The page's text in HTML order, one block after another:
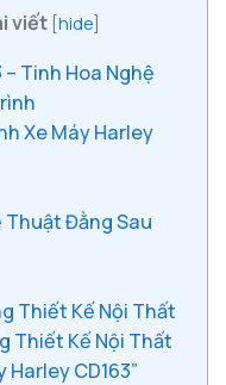
viết hide]
– Tinh Hoa Nghệ
Xe Máy Harley
Thuật Đằng Sau
Thiết Kế Nội Thất
Thiết Kế Nội Thất
Harley CD163”